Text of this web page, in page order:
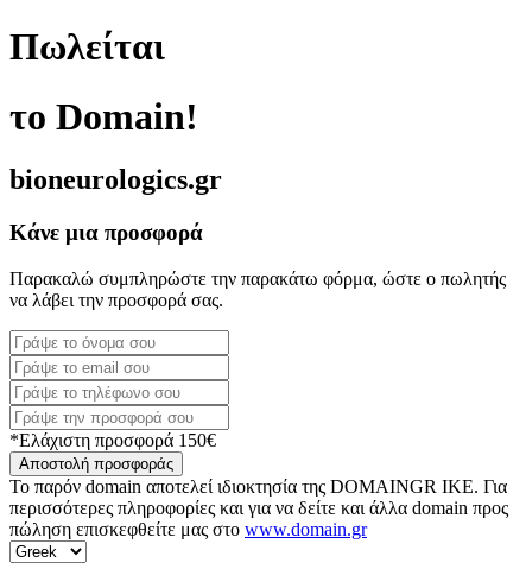
Πωλείται
το Domain!
bioneurologics.gr
Κάνε μια προσφορά
Παρακαλώ συμπληρώστε την παρακάτω φόρμα, ώστε ο πωλητής
να λάβει την προσφορά σας.
*Ελάχιστη προσφορά 150€
Αποστολή προσφοράς
Το παρόν domain αποτελεί ιδιοκτησία της DOMAINGR ΙΚΕ. Για
περισσότερες πληροφορίες και για να δείτε και άλλα domain προς
πώληση επισκεφθείτε μας στο www.domain.gr